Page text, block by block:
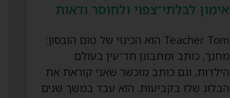
אימון לבלתי־צפוי ולחוסר ודאות
Teacher Tom הוא הכינוי של טום הובסון:
מחנך, כותב ומתבונן חד־עין בעולם
הילדות, וגם כותב מוכשר שאני קוראת את
הבלוג שלו בקביעות. הוא עבד במשך שנים